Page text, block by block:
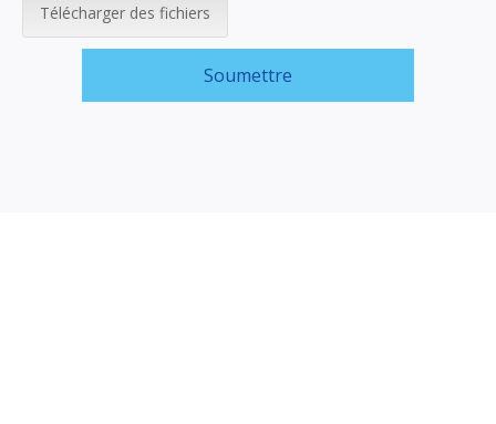
Télécharger des fichiers
Soumettre